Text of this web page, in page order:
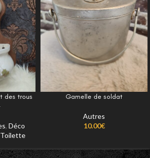
des trous
, Déco
Toilette
Gamelle de soldat
Autres
10.00€